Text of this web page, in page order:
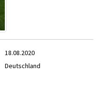
18.08.2020
Deutschland